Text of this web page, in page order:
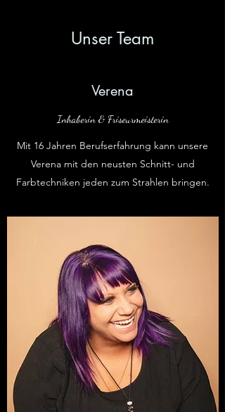
Unser Team
Verena
Inhaberin & Friseurmeisterin
Mit 16 Jahren Berufserfahrung kann unsere
Verena mit den neusten Schnitt- und
Farbtechniken jeden zum Strahlen bringen.